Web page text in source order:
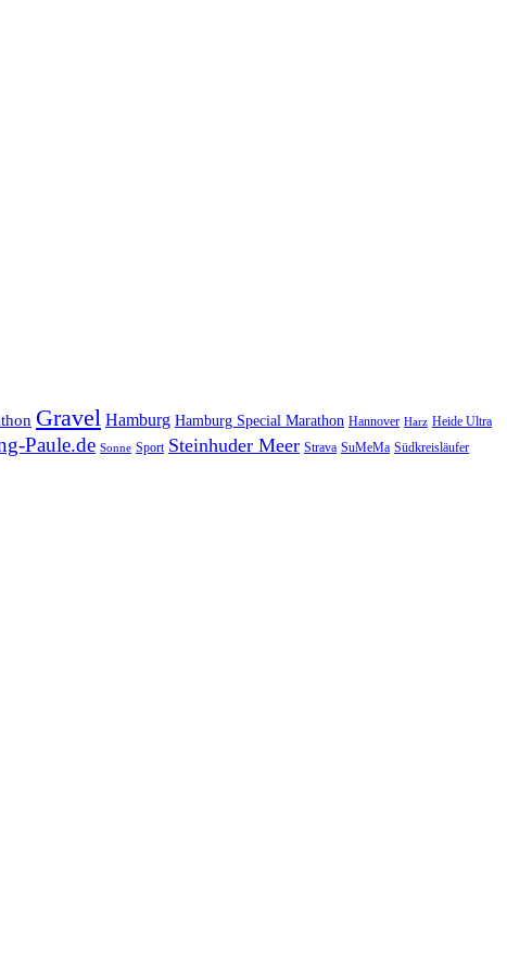
Gravel Hamburg Hamburg Special Marathon Hannover Harz Heide Ultra
Paule.de Sonne Sport Steinhuder Meer Strava SuMeMa Südkreisläufer